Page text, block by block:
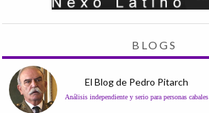
BLOGS
El Blog de Pedro Pitarch
Análisis independiente y serio para personas cabales